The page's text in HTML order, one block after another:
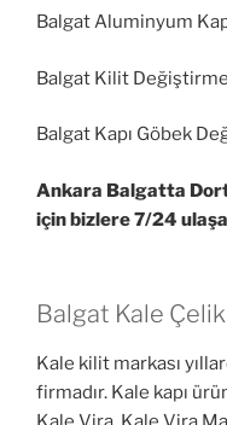
Balgat Aluminyum
Balgat Kilit
Balgat Kapı Göbek
Ankara Balgatta
için bizlere 7/24
Balgat Kale
Kale kilit markası
firmadır. Kale kapı